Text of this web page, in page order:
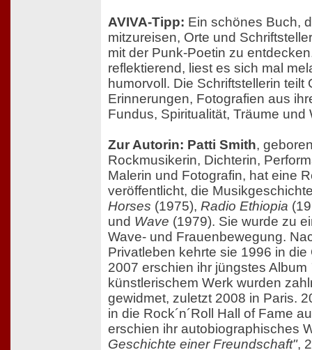
AVIVA-Tipp: Ein schönes Buch,
mitzureisen, Orte und
mit der Punk-Poetin zu
reflektierend, liest es sich mal
humorvoll. Die Schriftstellerin teilt
Erinnerungen, Fotografien aus
Fundus, Spiritualität, Träume und
Zur Autorin: Patti Smith,
Rockmusikerin, Dichterin,
Malerin und Fotografin, hat eine
veröffentlicht, die
Horses (1975), Radio Ethiopia
und Wave (1979). Sie wurde zu
Wave- und Frauenbewegung.
Privatleben kehrte sie 1996 in
2007 erschien ihr jüngstes Album
künstlerischem Werk wurden
gewidmet, zuletzt 2008 in Paris.
in die Rock´n´Roll Hall of Fame
erschien ihr autobiographisches
Geschichte einer Freundschaft",